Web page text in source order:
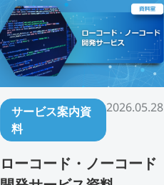
サービス案内資
料
2026.05.28
ローコード・ノーコード